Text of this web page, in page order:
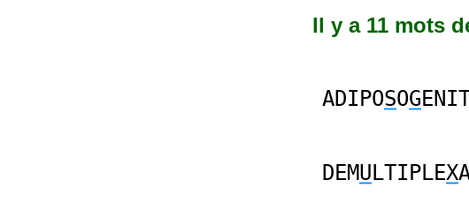
Il y a 11 mots
ADIPOSOG
DEMU LTIPLEX